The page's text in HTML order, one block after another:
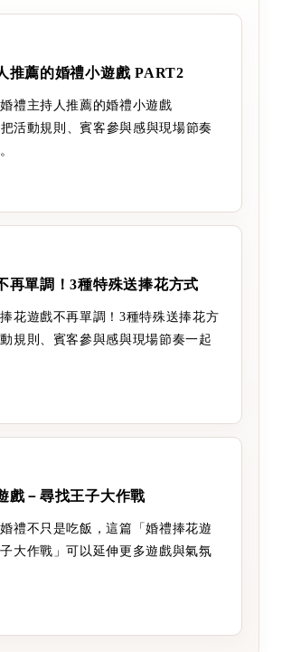
推薦的婚禮小遊戲 PART2
禮主持人推薦的婚禮小遊戲
活動規則、賓客參與感與現場節奏
再單調！3種特殊送捧花方式
花遊戲不再單調！3種特殊送捧花方
規則、賓客參與感與現場節奏一起
戲－尋找王子大作戰
禮不只是吃飯，這篇「婚禮捧花遊
大作戰」可以延伸更多遊戲與氣氛